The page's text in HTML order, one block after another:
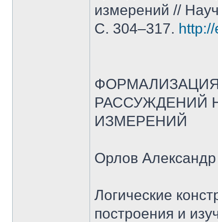
измерений //
С. 304–317.
РАССУЖДЕНИЙ
ИЗМЕРЕНИЙ
Орлов
Логические
построения и